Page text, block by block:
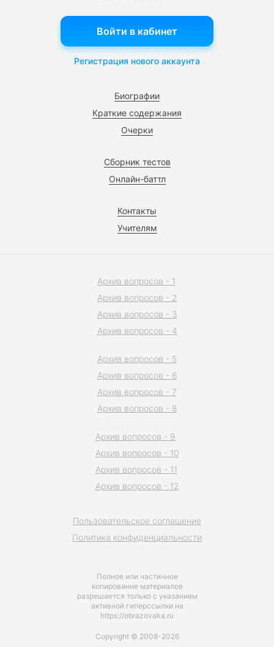
Биографии
Краткие содержания
Очерки
Сборник тестов
Онлайн-баттл
Контакты
Учителям
Войти в кабинет
Регистрация нового аккаунта
Полное или частичное
копирование материалов
разрешается только с указанием
активной гиперссылки на
https://obrazovaka.ru
Пользовательское соглашение
Политика конфиденциальности
Архив вопросов - 1
Архив вопросов - 2
Архив вопросов - 3
Архив вопросов - 4
Архив вопросов - 5
Архив вопросов - 6
Архив вопросов - 7
Архив вопросов - 8
Архив вопросов - 9
Архив вопросов - 10
Архив вопросов - 11
Архив вопросов - 12
Copyright © 2008-2026